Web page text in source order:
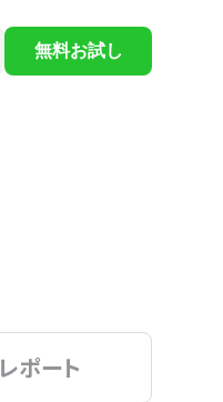
無料お試し
レポート